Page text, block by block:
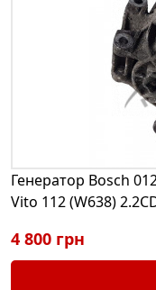
Генератор Bosch
Vito 112 (W638)
4 800 грн